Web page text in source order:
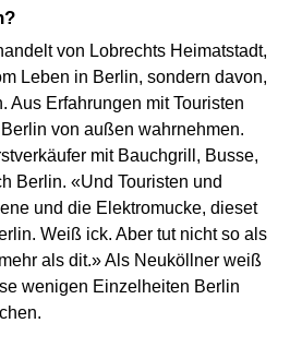
von Lobrechts Heimatstadt,
Leben in Berlin, sondern davon,
Aus Erfahrungen mit Touristen
von außen wahrnehmen.
mit Bauchgrill, Busse,
Berlin. «Und Touristen und
und die Elektromucke, dieset
Weiß ick. Aber tut nicht so als
als dit.» Als Neuköllner weiß
wenigen Einzelheiten Berlin